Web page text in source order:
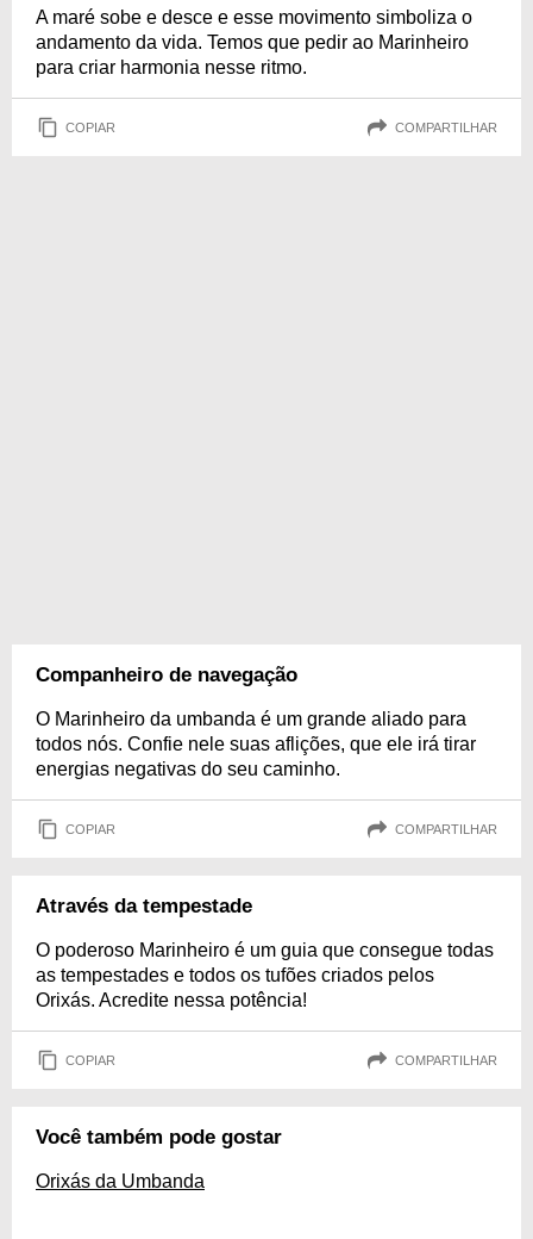
A maré sobe e desce e esse movimento simboliza o
andamento da vida. Temos que pedir ao Marinheiro
para criar harmonia nesse ritmo.
COPIAR COMPARTILHAR
Companheiro de navegação
O Marinheiro da umbanda é um grande aliado para
todos nós. Confie nele suas aflições, que ele irá tirar
energias negativas do seu caminho.
COPIAR COMPARTILHAR
Através da tempestade
O poderoso Marinheiro é um guia que consegue todas
as tempestades e todos os tufões criados pelos
Orixás. Acredite nessa potência!
COPIAR COMPARTILHAR
Você também pode gostar
Orixás da Umbanda